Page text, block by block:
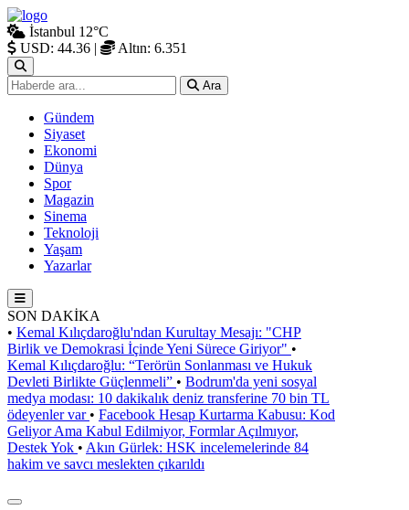
İstanbul 12°C
USD: 44.36 | Altın: 6.351
Ara
Gündem
Siyaset
Ekonomi
Dünya
Spor
Magazin
Sinema
Teknoloji
Yaşam
Yazarlar
SON DAKİKA
• Kemal Kılıçdaroğlu'ndan Kurultay Mesajı: "CHP
Birlik ve Demokrasi İçinde Yeni Sürece Giriyor" •
Kemal Kılıçdaroğlu: “Terörün Sonlanması ve Hukuk
Devleti Birlikte Güçlenmeli” • Bodrum'da yeni sosyal
medya modası: 10 dakikalık deniz transferine 70 bin TL
ödeyenler var • Facebook Hesap Kurtarma Kabusu: Kod
Geliyor Ama Kabul Edilmiyor, Formlar Açılmıyor,
Destek Yok • Akın Gürlek: HSK incelemelerinde 84
hakim ve savcı meslekten çıkarıldı